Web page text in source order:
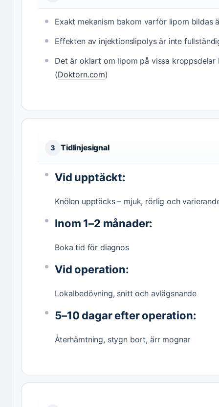
Exakt mekanism bakom varför lipom bildas
Effekten av injektionslipolys är inte
Det är oklart om lipom på vissa
(Doktorn.com)
3 Tidlinjesignal
Vid upptäckt:
Knölen upptäcks – mjuk, rörlig och
Inom 1–2 månader:
Boka tid för diagnos
Vid operation:
Lokalbedövning, snitt och avlägsnande
5–10 dagar efter operation:
Återhämtning, stygn bort, ärr mognar